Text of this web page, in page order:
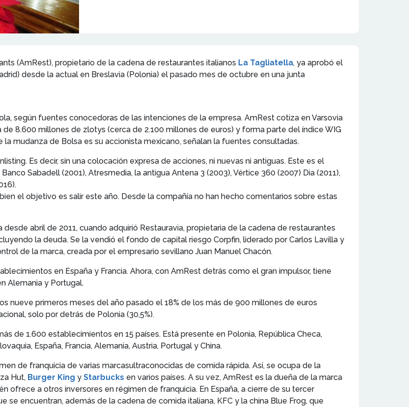
(AmRest), propietario de la cadena de restaurantes italianos La Tagliatella, ya aprobó el
desde la actual en Breslavia (Polonia) el pasado mes de octubre en una junta
según fuentes conocedoras de las intenciones de la empresa. AmRest cotiza en Varsovia
8.600 millones de zlotys (cerca de 2.100 millones de euros) y forma parte del índice WIG
mudanza de Bolsa es su accionista mexicano, señalan la fuentes consultadas.
Es decir, sin una colocación expresa de acciones, ni nuevas ni antiguas. Este es el
Sabadell (2001), Atresmedia, la antigua Antena 3 (2003), Vértice 360 (2007) Dia (2011),
el objetivo es salir este año. Desde la compañía no han hecho comentarios sobre estas
abril de 2011, cuando adquirió Restauravia, propietaria de la cadena de restaurantes
la deuda. Se la vendió el fondo de capital riesgo Corpfin, liderado por Carlos Lavilla y
de la marca, creada por el empresario sevillano Juan Manuel Chacón.
en España y Francia. Ahora, con AmRest detrás como el gran impulsor, tiene
Alemania y Portugal.
nueve primeros meses del año pasado el 18% de los más de 900 millones de euros
solo por detrás de Polonia (30,5%).
de 1.600 establecimientos en 15 países. Está presente en Polonia, República Checa,
España, Francia, Alemania, Austria, Portugal y China.
de franquicia de varias marcasultraconocidas de comida rápida. Así, se ocupa de la
Hut, Burger King y Starbucks en varios países. A su vez, AmRest es la dueña de la marca
ofrece a otros inversores en régimen de franquicia. En España, a cierre de su tercer
se encuentran, además de la cadena de comida italiana, KFC y la china Blue Frog, que